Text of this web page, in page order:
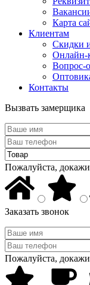
Карта
Клиентам
Скидки
Онлайн-
Вопрос-
Контакты
Вызвать замерщика
Пожалуйста,
Заказать звонок
Пожалуйста,